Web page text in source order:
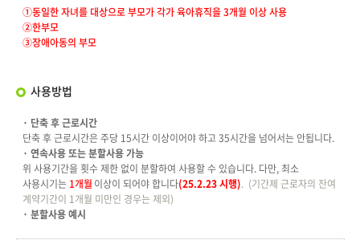
①동일한 자녀를 대상으로 부모가 각가 육아휴직을3개월 이상 사용
②한부모
③장애아동의 부모
사용방법
· 단축 후 근로시간
단축 후 근로시간은 주당 15시간 이상이어야 하고35시간을 넘어서는 안됩니다.
· 연속사용 또는 분할사용 가능
위 사용기간을 횟수 제한 없이 분할하여 사용할 수 있습니다. 다만, 최소
사용시기는 1개월 이상이 되어야 합니다(25.2.23시행). (기간제 근로자의 잔여
계약기간이 1개월 미만인 경우는 제외)
· 분할사용 예시